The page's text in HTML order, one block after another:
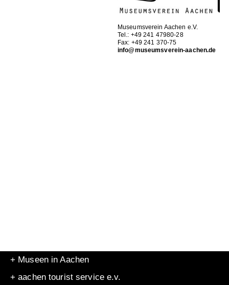
Museumsverein Aachen e.V.
Tel.: +49 241 47980-28
Fax: +49 241 370-75
info@museumsverein-aachen.de
+ Museen in Aachen
+ aachen tourist service e.v.